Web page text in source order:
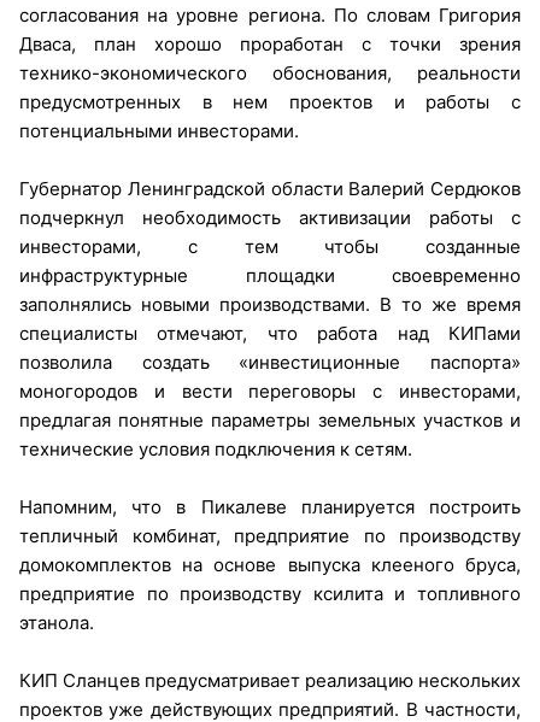
согласования на уровне региона. По словам Григория
Дваса, план хорошо проработан с точки зрения
технико-экономического обоснования, реальности
предусмотренных в нем проектов и работы с
потенциальными инвесторами.
Губернатор Ленинградской области Валерий Сердюков
подчеркнул необходимость активизации работы с
инвесторами, с тем чтобы созданные
инфраструктурные площадки своевременно
заполнялись новыми производствами. В то же время
специалисты отмечают, что работа над КИПами
позволила создать «инвестиционные паспорта»
моногородов и вести переговоры с инвесторами,
предлагая понятные параметры земельных участков и
технические условия подключения к сетям.
Напомним, что в Пикалеве планируется построить
тепличный комбинат, предприятие по производству
домокомплектов на основе выпуска клееного бруса,
предприятие по производству ксилита и топливного
этанола.
КИП Сланцев предусматривает реализацию нескольких
проектов уже действующих предприятий. В частности,